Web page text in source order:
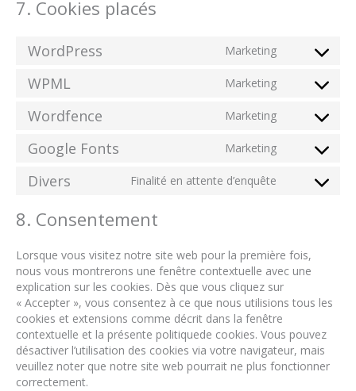
7. Cookies placés
WordPress Marketing
Consent
service
WPML Marketing
Consent
service
Wordfence Marketing
Consent
service
Google Fonts Marketing
Consent
service
Divers Finalité en attente d’enquête
Consent
8. Consentement
Lorsque vous visitez notre site web pour la première fois,
nous vous montrerons une fenêtre contextuelle avec une
explication sur les cookies. Dès que vous cliquez sur
« Accepter », vous consentez à ce que nous utilisions tous les
cookies et extensions comme décrit dans la fenêtre
contextuelle et la présente politiquede cookies. Vous pouvez
désactiver l’utilisation des cookies via votre navigateur, mais
veuillez noter que notre site web pourrait ne plus fonctionner
correctement.